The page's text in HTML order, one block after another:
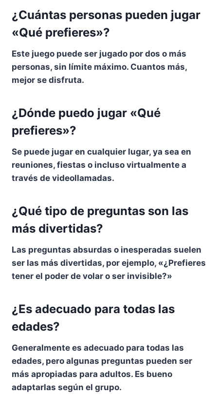
¿Cuántas personas pueden jugar
«Qué prefieres»?
Este juego puede ser jugado por dos o más
personas, sin límite máximo. Cuantos más,
mejor se disfruta.
¿Dónde puedo jugar «Qué
prefieres»?
Se puede jugar en cualquier lugar, ya sea en
reuniones, fiestas o incluso virtualmente a
través de videollamadas.
¿Qué tipo de preguntas son las
más divertidas?
Las preguntas absurdas o inesperadas suelen
ser las más divertidas, por ejemplo, «¿Prefieres
tener el poder de volar o ser invisible?»
¿Es adecuado para todas las
edades?
Generalmente es adecuado para todas las
edades, pero algunas preguntas pueden ser
más apropiadas para adultos. Es bueno
adaptarlas según el grupo.